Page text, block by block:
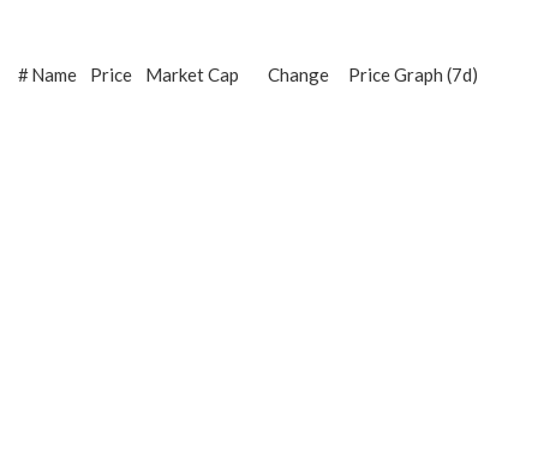
#Name Price Market Cap Change Price Graph (7d)